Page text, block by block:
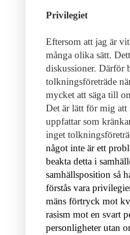
Privilegiet
Eftersom att jag är
många olika sätt.
diskussioner. Därför
tolkningsföreträde
mycket att säga till
Det är lätt för mig att
uppfattar som
inget
något inte är ett
beakta detta i
samhällsposition så
förstås vara
mäns förtryck mot
rasism mot en svart
personligheter utan